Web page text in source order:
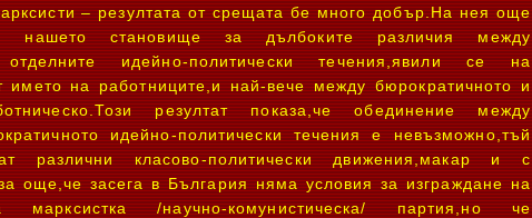
– резултата от срещата бе много добър.На нея още
нашето становище за дълбоките различия между
идейно-политически течения,явили се на
името на работниците,и най-вече между бюрократичното и
резултат показа,че обединение между
идейно-политически течения е невъзможно,тъй
различни класово-политически движения,макар и с
още,че засега в България няма условия за изграждане на
марксистка /научно-комунистическа/ партия,но че